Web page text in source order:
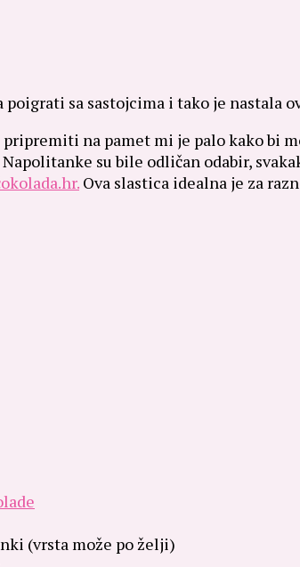
poigrati sa sastojcima i tako je nastala
pripremiti na pamet mi je palo kako bi
su bile odličan odabir,
Ova slastica idealna je za
(vrsta može po želji)